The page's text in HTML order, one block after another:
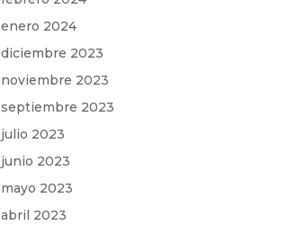
enero 2024
diciembre 2023
noviembre 2023
septiembre 2023
julio 2023
junio 2023
mayo 2023
abril 2023